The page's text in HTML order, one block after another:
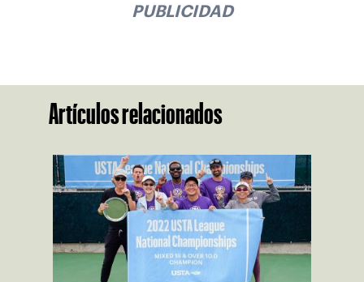
PUBLICIDAD
Artículos relacionados